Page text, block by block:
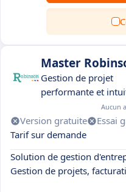
Master
Gestion de projet
performante et
Aucun
Version gratuite Essai
Tarif sur demande
Solution de gestion
Gestion de projets,